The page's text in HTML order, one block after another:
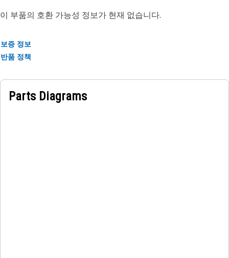
이 부품의 호환 가능성 정보가 현재 없습니다.
보증 정보
반품 정책
Parts Diagrams